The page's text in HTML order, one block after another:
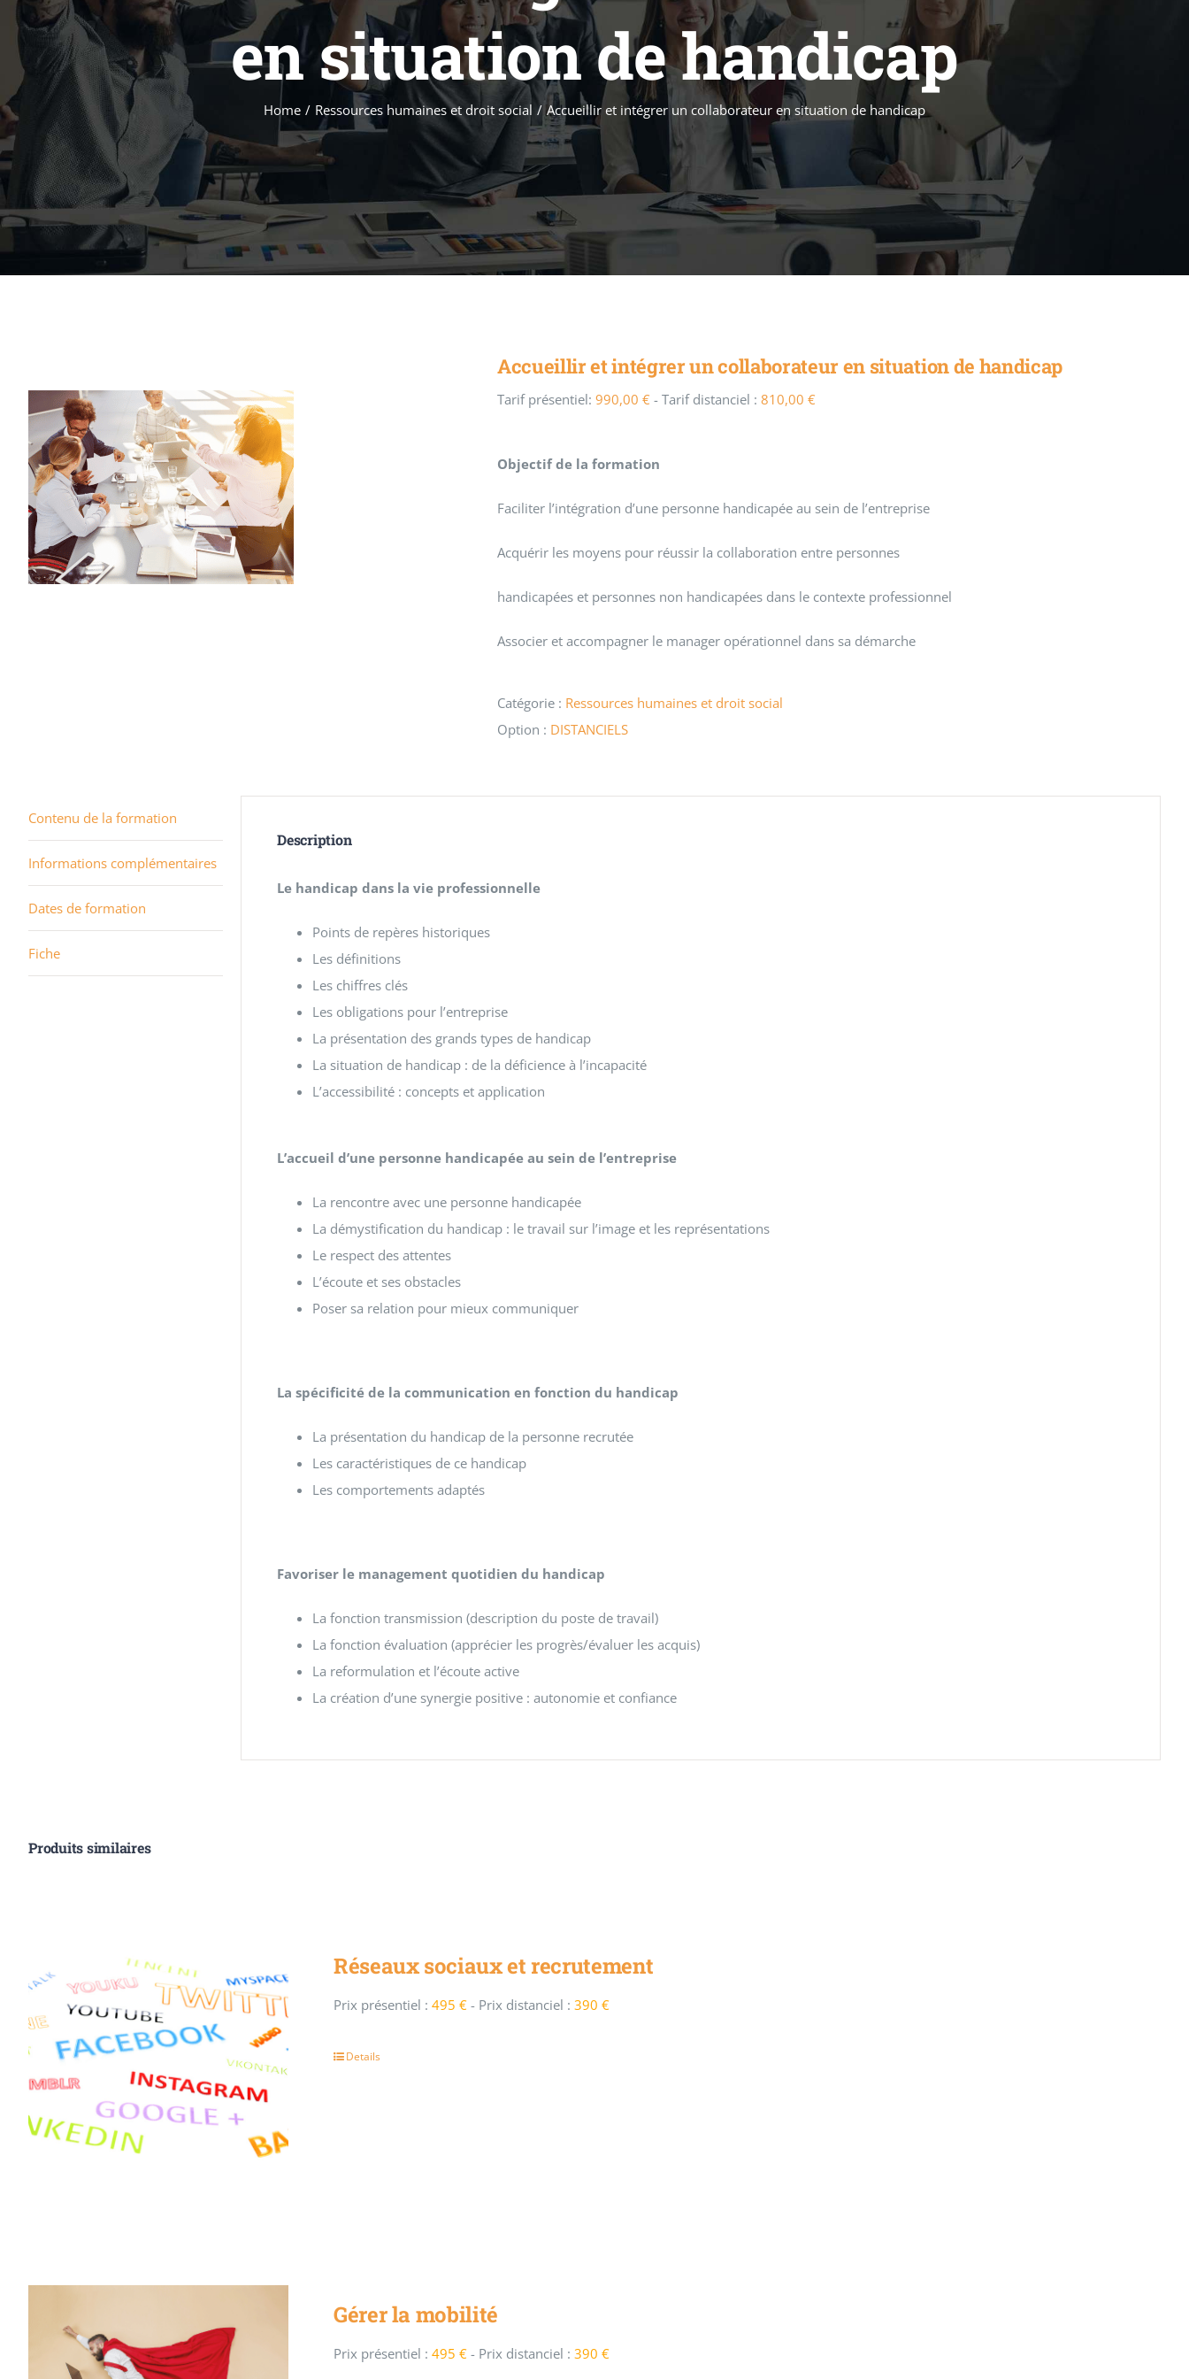
en situation de handicap
Home / Ressources humaines et droit social / Accueillir et intégrer un collaborateur en situation de handicap
Accueillir et intégrer un collaborateur en situation de handicap
Tarif présentiel: 990,00 € - Tarif distanciel : 810,00 €
Objectif de la formation
Faciliter l’intégration d’une personne handicapée au sein de l’entreprise
Acquérir les moyens pour réussir la collaboration entre personnes
handicapées et personnes non handicapées dans le contexte professionnel
Associer et accompagner le manager opérationnel dans sa démarche
Catégorie : Ressources humaines et droit social
Option : DISTANCIELS
Contenu de la formation
Informations complémentaires
Dates de formation
Fiche
Description
Le handicap dans la vie professionnelle
Points de repères historiques
Les définitions
Les chiffres clés
Les obligations pour l’entreprise
La présentation des grands types de handicap
La situation de handicap : de la déficience à l’incapacité
L’accessibilité : concepts et application
L’accueil d’une personne handicapée au sein de l’entreprise
La rencontre avec une personne handicapée
La démystification du handicap : le travail sur l’image et les représentations
Le respect des attentes
L’écoute et ses obstacles
Poser sa relation pour mieux communiquer
La spécificité de la communication en fonction du handicap
La présentation du handicap de la personne recrutée
Les caractéristiques de ce handicap
Les comportements adaptés
Favoriser le management quotidien du handicap
La fonction transmission (description du poste de travail)
La fonction évaluation (apprécier les progrès/évaluer les acquis)
La reformulation et l’écoute active
La création d’une synergie positive : autonomie et confiance
Produits similaires
Réseaux sociaux et recrutement
Prix présentiel : 495 €- Prix distanciel : 390 €
Details
Gérer la mobilité
Prix présentiel : 495 €- Prix distanciel : 390 €